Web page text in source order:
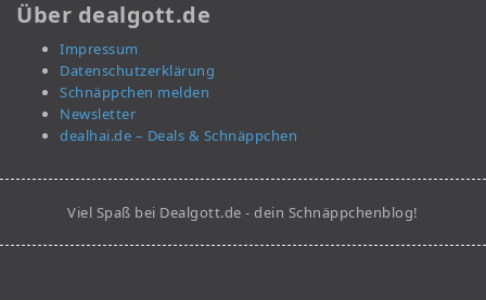
Über dealgott.de
Impressum
Datenschutzerklärung
Schnäppchen melden
Newsletter
dealhai.de – Deals & Schnäppchen
Viel Spaß bei Dealgott.de - dein Schnäppchenblog!